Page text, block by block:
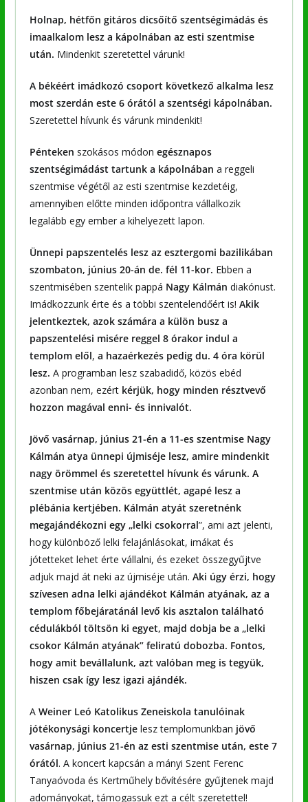
Holnap, hétfőn gitáros dicsőítő szentségimádás és
imaalkalom lesz a kápolnában az esti szentmise
után. Mindenkit szeretettel várunk!
A békéért imádkozó csoport következő alkalma lesz
most szerdán este 6 órától a szentségi kápolnában.
Szeretettel hívunk és várunk mindenkit!
Pénteken szokásos módon egésznapos
szentségimádást tartunk a kápolnában a reggeli
szentmise végétől az esti szentmise kezdetéig,
amennyiben előtte minden időpontra vállalkozik
legalább egy ember a kihelyezett lapon.
Ünnepi papszentelés lesz az esztergomi bazilikában
szombaton, június 20-án de. fél 11-kor. Ebben a
szentmisében szentelik pappá Nagy Kálmán diakónust.
Imádkozzunk érte és a többi szentelendőért is! Akik
jelentkeztek, azok számára a külön busz a
papszentelési misére reggel 8 órakor indul a
templom elől, a hazaérkezés pedig du. 4 óra körül
lesz. A programban lesz szabadidő, közös ebéd
azonban nem, ezértkérjük, hogy minden résztvevő
hozzon magával enni- és innivalót.
Jövő vasárnap, június 21-én a 11-es szentmise Nagy
Kálmán atya ünnepi újmiséje lesz, amire mindenkit
nagy örömmel és szeretettel hívunk és várunk. A
szentmise után közös együttlét, agapé lesz a
plébánia kertjében. Kálmán atyát szeretnénk
megajándékozni egy „lelki csokorral”, ami azt jelenti,
hogy különböző lelki felajánlásokat, imákat és
jótetteket lehet érte vállalni, és ezeket összegyűjtve
adjuk majd át neki az újmiséje után. Aki úgy érzi, hogy
szívesen adna lelki ajándékot Kálmán atyának, az a
templom főbejáratánál levő kis asztalon található
cédulákból töltsön ki egyet, majd dobja be a „lelki
csokor Kálmán atyának” feliratú dobozba. Fontos,
hogy amit bevállalunk, azt valóban meg is tegyük,
hiszen csak így lesz igazi ajándék.
A Weiner Leó Katolikus Zeneiskola tanulóinak
jótékonysági koncertjelesz templomunkban jövő
vasárnap, június 21-én az esti szentmise után, este 7
órától. A koncert kapcsán a mányi Szent Ferenc
Tanyaóvoda és Kertműhely bővítésére gyűjtenek majd
adományokat, támogassuk ezt a célt szeretettel!